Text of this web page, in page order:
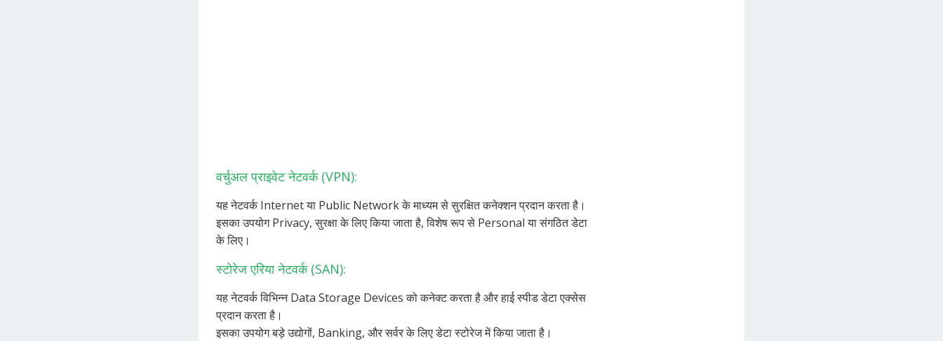
वर्चुअल प्राइवेट नेटवर्क (VPN):
यह नेटवर्क Internet या Public Network के माध्यम से सुरक्षित कनेक्शन प्रदान करता है।
इसका उपयोग Privacy, सुरक्षा के लिए किया जाता है, विशेष रूप से Personal या संगठित डेटा
के लिए।
स्टोरेज एरिया नेटवर्क (SAN):
यह नेटवर्क विभिन्न Data Storage Devices को कनेक्ट करता है और हाई स्पीड डेटा एक्सेस
प्रदान करता है।
इसका उपयोग बड़े उद्योगों, Banking, और सर्वर के लिए डेटा स्टोरेज में किया जाता है।